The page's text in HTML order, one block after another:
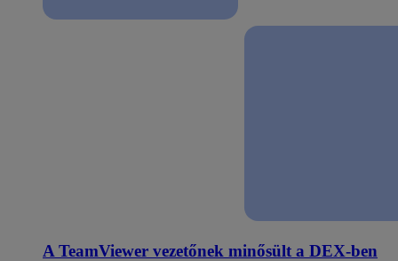
A TeamViewer vezetőnek minősült a DEX-ben